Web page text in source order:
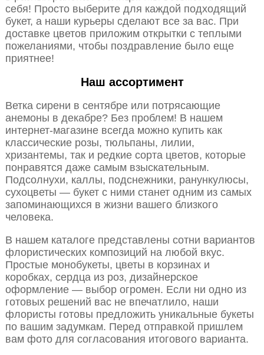
себя! Просто выберите для каждой подходящий
букет, а наши курьеры сделают все за вас. При
доставке цветов приложим открытки с теплыми
пожеланиями, чтобы поздравление было еще
приятнее!
Наш ассортимент
Ветка сирени в сентябре или потрясающие
анемоны в декабре? Без проблем! В нашем
интернет-магазине всегда можно купить как
классические розы, тюльпаны, лилии,
хризантемы, так и редкие сорта цветов, которые
понравятся даже самым взыскательным.
Подсолнухи, каллы, подснежники, ранункулюсы,
сухоцветы — букет с ними станет одним из самых
запоминающихся в жизни вашего близкого
человека.
В нашем каталоге представлены сотни вариантов
флористических композиций на любой вкус.
Простые монобукеты, цветы в корзинах и
коробках, сердца из роз, дизайнерское
оформление — выбор огромен. Если ни одно из
готовых решений вас не впечатлило, наши
флористы готовы предложить уникальные букеты
по вашим задумкам. Перед отправкой пришлем
вам фото для согласования итогового варианта.